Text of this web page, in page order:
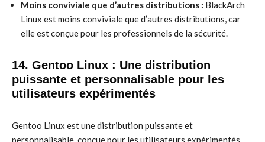
Moins conviviale que d’autres distributions : BlackArch
Linux est moins conviviale que d’autres distributions, car
elle est conçue pour les professionnels de la sécurité.
14. Gentoo Linux : Une distribution
puissante et personnalisable pour les
utilisateurs expérimentés
Gentoo Linux est une distribution puissante et
personnalisable, conçue pour les utilisateurs expérimentés